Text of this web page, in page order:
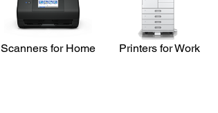
Scanners for Home Printers for Work